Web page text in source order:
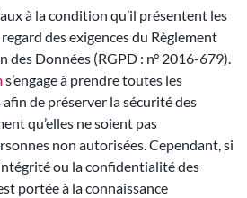
à la condition qu’il présentent les
des exigences du Règlement
des Données (RGPD : n° 2016-679).
s’engage à prendre toutes les
de préserver la sécurité des
qu’elles ne soient pas
non autorisées. Cependant, si
ou la confidentialité des
portée à la connaissance